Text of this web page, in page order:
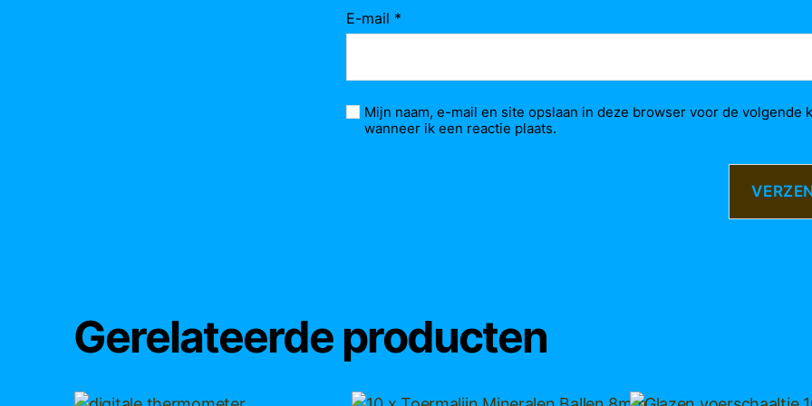
E-mail *
Mijn naam, e-mail en site opslaan in deze browser voor de volgende
wanneer ik een reactie plaats.
Gerelateerde producten